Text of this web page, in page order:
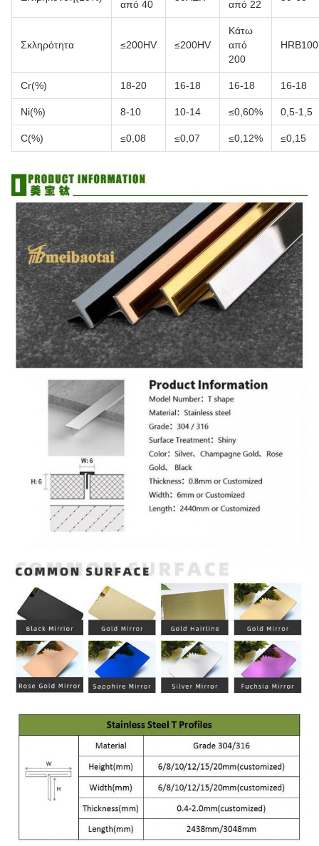
από 40
από 22
Σκληρότητα ≤200HV ≤200HV
Κάτω
από
200
Cr(%) 18-20 16-18 16-18 16-18
Ni(%) 8-10 10-14 ≤0,60% 0,5-1,5
C(%) ≤0,08 ≤0,07 ≤0,12% ≤0,15